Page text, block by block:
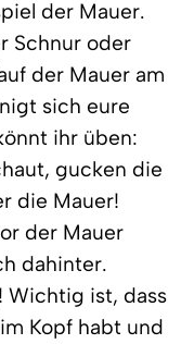
der Mauer.
Schnur oder
der Mauer am
sich eure
ihr üben:
gucken die
die Mauer!
der Mauer
dahinter.
Wichtig ist, dass
Kopf habt und